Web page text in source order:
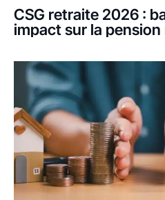
CSG retraite 2026 :
impact sur la